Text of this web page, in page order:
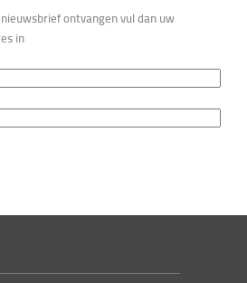
ontvangen vul dan uw
in